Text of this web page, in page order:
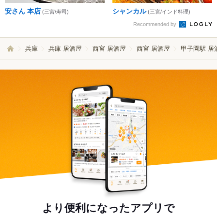
安さん 本店 (三宮/寿司) シャンカル (三宮/インド料理)
Recommended by
兵庫 兵庫 居酒屋 西宮 居酒屋 西宮 居酒屋 甲子園駅 居
より便利になったアプリで